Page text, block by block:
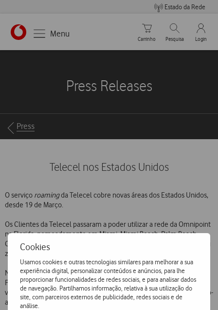
Cookies
Usamos cookies e outras tecnologias similares para melhorar a sua
experiência digital, personalizar conteúdos e anúncios, para lhe
proporcionar funcionalidades de redes sociais, e para analisar dados
de navegação. Partilhamos informação, relativa à sua utilização do
site, com parceiros externos de publicidade, redes sociais e de
análise.
Estado da Rede
https://www.vodafone.pt
Menu
Carrinho de compras
Carrinho
Pesquisar
Pesquisa
My
Login
Press Releases
Breadcrumbs
Press
Telecel nos Estados Unidos
O serviço roamingda Telecel cobre novas áreas dos Estados Unidos,
desde 19 de Março.
Os Clientes da Telecel passaram a poder utilizar a rede da Omnipoint
na Florida, nomeadamente em Miami, Miami Beach, Palm Beach,
Coral Springs, Key Biscayne, Fort Lauderdale, entre outras cidades ou
zonas turísticas.
Na Nova Inglaterra, o serviço está agora disponível em Boston,
Providence, Portsmouth, Concord e cidades circundantes, numa
vasta área onde vivem importantes comunidades portuguesas e luso-
americanas.